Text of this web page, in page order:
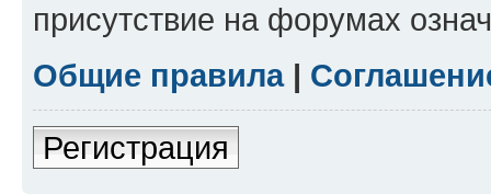
присутствие на форумах
Общие правила|
Регистрация